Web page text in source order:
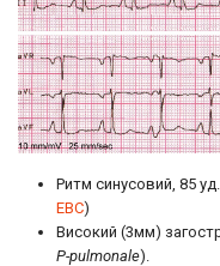
Ритм синусовий, 85
ЕВС)
Високий (3мм)
P-pulmonale).